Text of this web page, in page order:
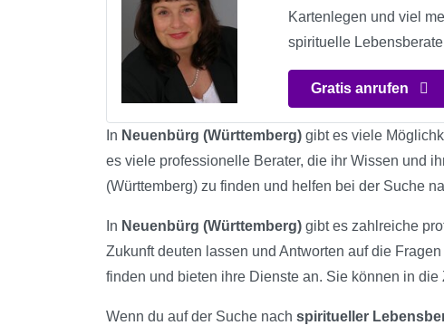
Kartenlegen und viel
spirituelle
Gratis anrufen
In Neuenbürg (Württemberg) gibt es viele
es viele professionelle Berater, die ihr Wissen und
(Württemberg) zu finden und helfen bei der Suche
In Neuenbürg (Württemberg) gibt es zahlreiche
Zukunft deuten lassen und Antworten auf die
finden und bieten ihre Dienste an. Sie können in
Wenn du auf der Suche nach spiritueller